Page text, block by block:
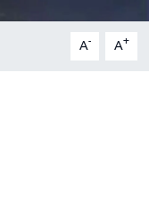
A- A+